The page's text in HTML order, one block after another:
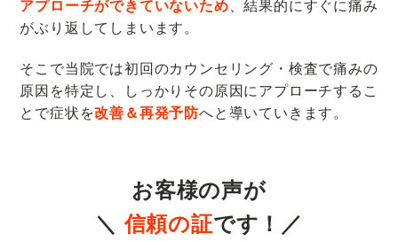
アプローチができていないため、結果的にすぐに痛み
がぶり返してしまいます。
そこで当院では初回のカウンセリング・検査で痛みの
原因を特定し、しっかりその原因にアプローチするこ
とで症状を改善＆再発予防へと導いていきます。
お客様の声が
＼信頼の証です！／